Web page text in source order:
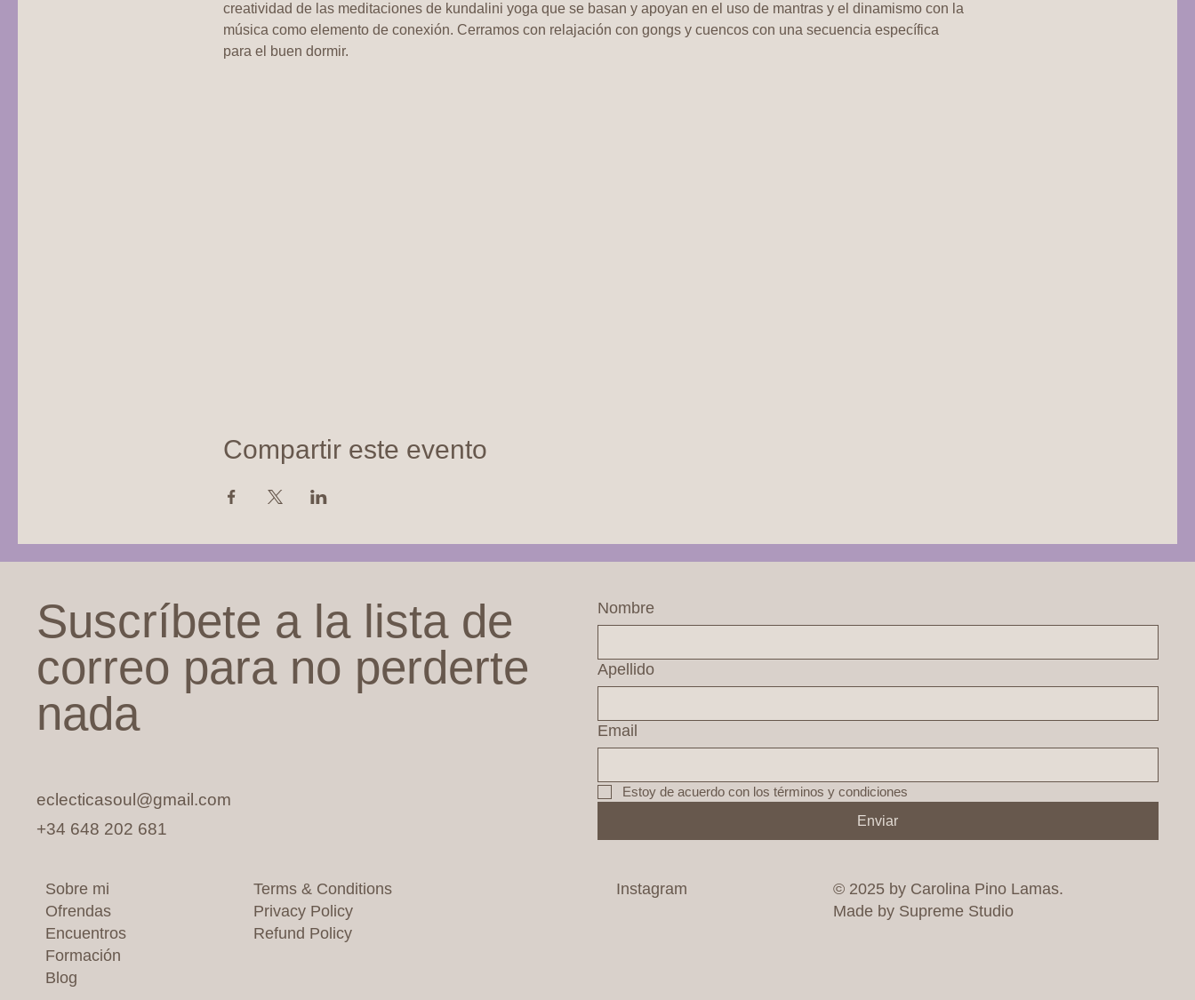
creatividad de las meditaciones de kundalini yoga que se basan y apoyan en el uso de mantras y el dinamismo con la
música como elemento de conexión. Cerramos con relajación con gongs y cuencos con una secuencia específica
para el buen dormir.
Compartir este evento
Nombre
Apellido
Email
Estoy de acuerdo con los términos y condiciones
Enviar
eclecticasoul@gmail.com
+34 648 202 681
Suscríbete a la lista de
correo para no perderte
nada
Sobre mi
Ofrendas
Encuentros
Formación
Blog
Terms & Conditions
Privacy Policy
Refund Policy
Instagram
© 2025 by Carolina Pino Lamas.
Made by Supreme Studio